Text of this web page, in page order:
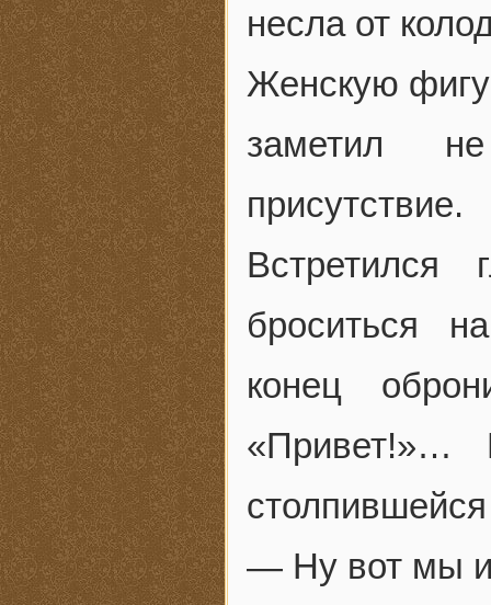
несла от
Женскую
заметил
Встретился
броситься
конец
«Привет!»…
— Ну вот мы